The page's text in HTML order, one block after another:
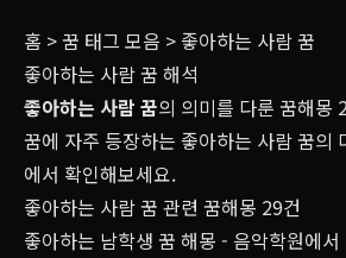
홈 >꿈 태그 모음 > 좋아하는 사람 꿈
좋아하는 사람 꿈 해석
좋아하는 사람 꿈의 의미를 다룬 꿈해몽
꿈에 자주 등장하는 좋아하는 사람 꿈의
에서 확인해보세요.
좋아하는 사람 꿈 관련 꿈해몽 29건
좋아하는 남학생 꿈 해몽 - 음악학원에서